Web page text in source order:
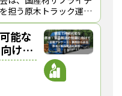
担う原木トラック運送
会員相互の連携強化を
の原木運送を営
能な
け